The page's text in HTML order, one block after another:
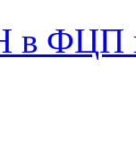
в ФЦП